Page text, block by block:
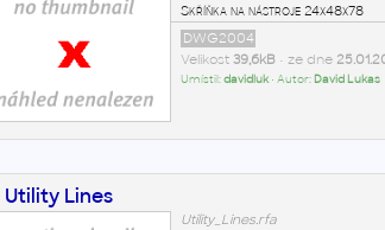
Skříňka na nástroje 24x48x78
DWG2004
Velikost 39,6kB• ze dne
Umístil:davidluk• Autor: David Lukas
Utility Lines
Utility_Lines.rfa